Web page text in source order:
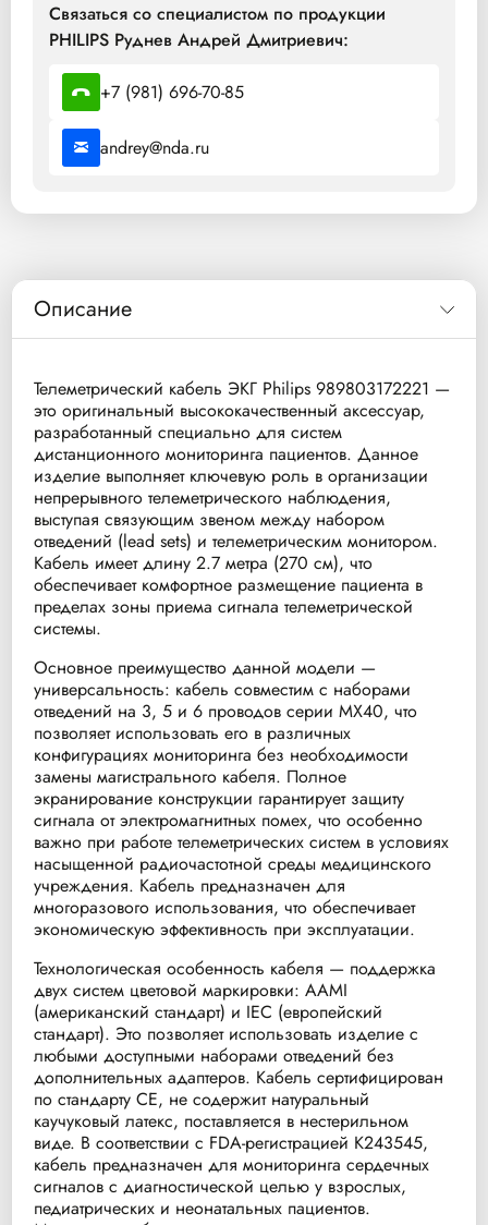
Связаться со специалистом по продукции
PHILIPS Руднев Андрей Дмитриевич:
+7 (981) 696-70-85
andrey@nda.ru
Описание
Телеметрический кабель ЭКГ Philips 989803172221 —
это оригинальный высококачественный аксессуар,
разработанный специально для систем
дистанционного мониторинга пациентов. Данное
изделие выполняет ключевую роль в организации
непрерывного телеметрического наблюдения,
выступая связующим звеном между набором
отведений (lead sets) и телеметрическим монитором.
Кабель имеет длину 2.7 метра (270 см), что
обеспечивает комфортное размещение пациента в
пределах зоны приема сигнала телеметрической
системы.
Основное преимущество данной модели —
универсальность: кабель совместим с наборами
отведений на 3, 5 и 6 проводов серии MX40, что
позволяет использовать его в различных
конфигурациях мониторинга без необходимости
замены магистрального кабеля. Полное
экранирование конструкции гарантирует защиту
сигнала от электромагнитных помех, что особенно
важно при работе телеметрических систем в условиях
насыщенной радиочастотной среды медицинского
учреждения. Кабель предназначен для
многоразового использования, что обеспечивает
экономическую эффективность при эксплуатации.
Технологическая особенность кабеля — поддержка
двух систем цветовой маркировки: AAMI
(американский стандарт) и IEC (европейский
стандарт). Это позволяет использовать изделие с
любыми доступными наборами отведений без
дополнительных адаптеров. Кабель сертифицирован
по стандарту CE, не содержит натуральный
каучуковый латекс, поставляется в нестерильном
виде. В соответствии с FDA-регистрацией K243545,
кабель предназначен для мониторинга сердечных
сигналов с диагностической целью у взрослых,
педиатрических и неонатальных пациентов.